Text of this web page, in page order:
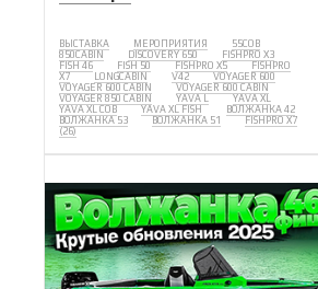
ВЫСТАВКА МЕРОПРИЯТИЯ
55COB
850CABIN
DISCOVERY 650
FISHPRO X3
FISH 46
FISH 50 FISHPRO X5
FISHPRO
X7
LONGCABIN V42
VOYAGER 600
VOYAGER 600 CABIN
VOYAGER 600 CABIN
VOYAGER 850 CABIN
YAVA L
YAVA XL
YAVA XL COB
YAVA XL FISH
ВОЛЖАНКА 42
ВОЛЖАНКА 53
ВОЛЖАНКА 51
FISHPRO X7
(26)